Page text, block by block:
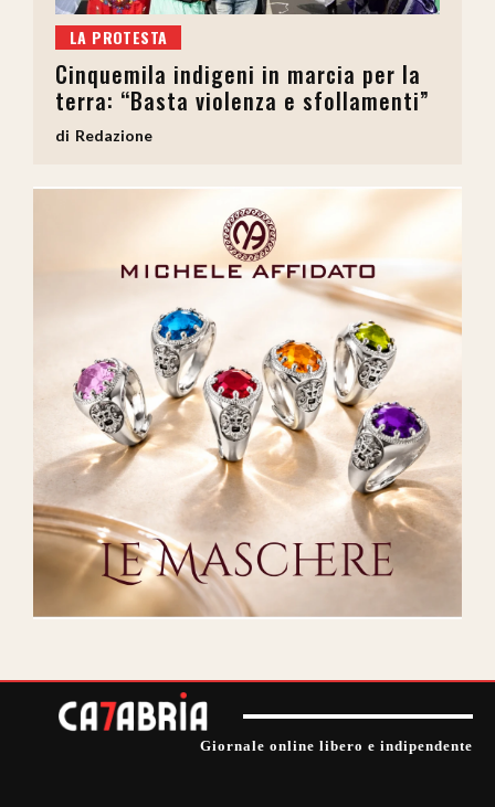
LA PROTESTA
Cinquemila indigeni in marcia per la
terra: “Basta violenza e sfollamenti”
Redazione
Giornale online libero e indipendente